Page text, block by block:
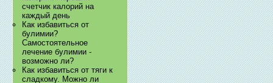
счетчик калорий на
каждый день
Как избавиться от
булимии?
Самостоятельное
лечение булимии -
возможно ли?
Как избавиться от тяги к
сладкому. Можно ли